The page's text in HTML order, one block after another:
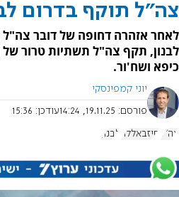
צה"ל תוקף בדרום
לאחר אזהרה דחופה של דובר צה"ל
לבנון, תקף צה"ל תשתיות טרור של
כיפא ושח'ור.
יוני קמפינסקי
פורסם: 19.11.25, 14:24 עודכן: 15:36
צה"ל חיזבאללה לבנון